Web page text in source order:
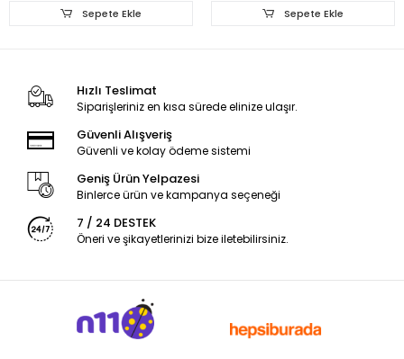
Sepete Ekle Sepete Ekle
Hızlı Teslimat
Siparişleriniz en kısa sürede elinize ulaşır.
Güvenli Alışveriş
Güvenli ve kolay ödeme sistemi
Geniş Ürün Yelpazesi
Binlerce ürün ve kampanya seçeneği
7 / 24 DESTEK
Öneri ve şikayetlerinizi bize iletebilirsiniz.